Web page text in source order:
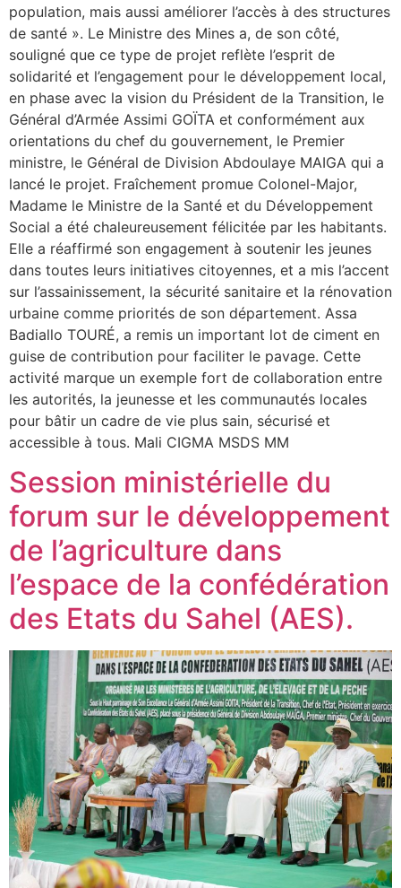
population, mais aussi améliorer l’accès à des structures
de santé ». Le Ministre des Mines a, de son côté,
souligné que ce type de projet reflète l’esprit de
solidarité et l’engagement pour le développement local,
en phase avec la vision du Président de la Transition, le
Général d’Armée Assimi GOÏTA et conformément aux
orientations du chef du gouvernement, le Premier
ministre, le Général de Division Abdoulaye MAIGA qui a
lancé le projet. Fraîchement promue Colonel-Major,
Madame le Ministre de la Santé et du Développement
Social a été chaleureusement félicitée par les habitants.
Elle a réaffirmé son engagement à soutenir les jeunes
dans toutes leurs initiatives citoyennes, et a mis l’accent
sur l’assainissement, la sécurité sanitaire et la rénovation
urbaine comme priorités de son département. Assa
Badiallo TOURÉ, a remis un important lot de ciment en
guise de contribution pour faciliter le pavage. Cette
activité marque un exemple fort de collaboration entre
les autorités, la jeunesse et les communautés locales
pour bâtir un cadre de vie plus sain, sécurisé et
accessible à tous. Mali CIGMA MSDS MM
Session ministérielle du
forum sur le développement
de l’agriculture dans
l’espace de la confédération
des Etats du Sahel (AES).